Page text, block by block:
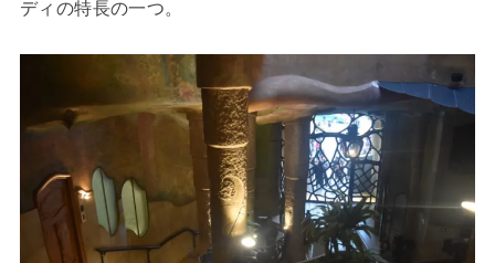
ディの特長の一つ。